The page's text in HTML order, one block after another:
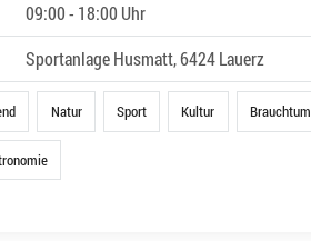
09:00 - 18:00 Uhr
Sportanlage Husmatt, 6424 Lauerz
Natur Sport Kultur Brauchtum